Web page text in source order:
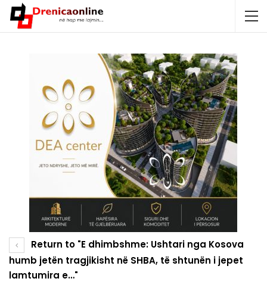
Return to "E dhimbshme: Ushtari nga Kosova
humb jetën tragjikisht në SHBA, të shtunën i jepet
lamtumira e…"